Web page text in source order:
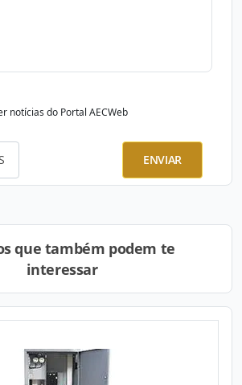
notícias do Portal AECWeb
ENVIAR
que também podem te
interessar